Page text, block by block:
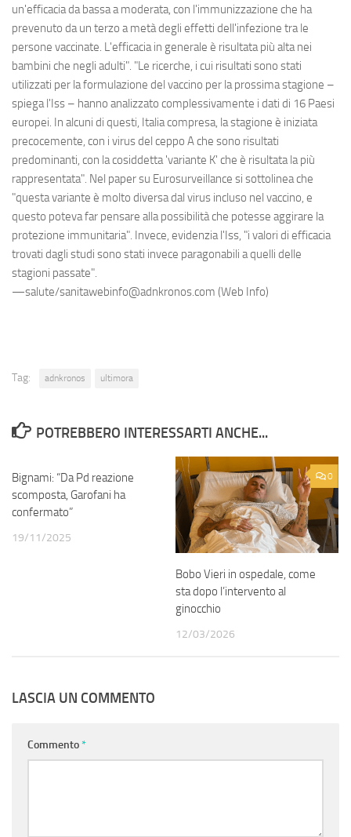
un'efficacia da bassa a moderata, con l'immunizzazione che ha
prevenuto da un terzo a metà degli effetti dell'infezione tra le
persone vaccinate. L'efficacia in generale è risultata più alta nei
bambini che negli adulti". "Le ricerche, i cui risultati sono stati
utilizzati per la formulazione del vaccino per la prossima stagione –
spiega l'Iss – hanno analizzato complessivamente i dati di 16 Paesi
europei. In alcuni di questi, Italia compresa, la stagione è iniziata
precocemente, con i virus del ceppo A che sono risultati
predominanti, con la cosiddetta 'variante K' che è risultata la più
rappresentata". Nel paper su Eurosurveillance si sottolinea che
"questa variante è molto diversa dal virus incluso nel vaccino, e
questo poteva far pensare alla possibilità che potesse aggirare la
protezione immunitaria". Invece, evidenzia l'Iss, "i valori di efficacia
trovati dagli studi sono stati invece paragonabili a quelli delle
stagioni passate".
—salute/sanitawebinfo@adnkronos.com (Web Info)
Tag: adnkronos ultimora
POTREBBERO INTERESSARTI ANCHE...
Bignami: “Da Pd reazione
scomposta, Garofani ha
confermato”
19/11/2025
0
Bobo Vieri in ospedale, come
sta dopo l’intervento al
ginocchio
12/03/2026
LASCIA UN COMMENTO
Commento*